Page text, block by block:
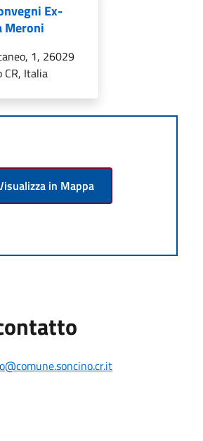
Ex-
Meroni
1, 26029
CR, Italia
in Mappa